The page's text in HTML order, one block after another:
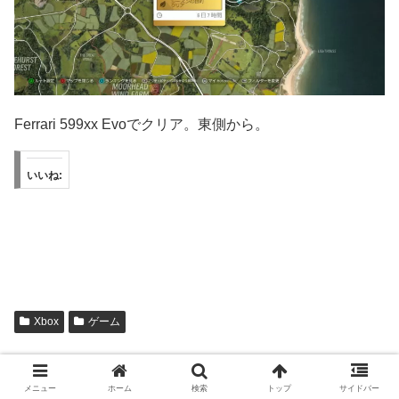
Ferrari 599xx Evoでクリア。東側から。
いいね:
Xbox ゲーム
シェアする
メニュー ホーム 検索 トップ サイドバー